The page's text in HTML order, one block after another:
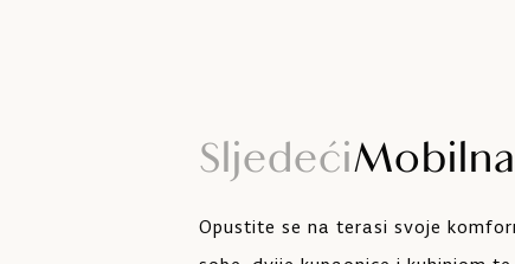
Stolica za ljuljanje i šator
Kućni ljubimci dozvoljeni
Sljedeći
Opustite se na terasi svoje